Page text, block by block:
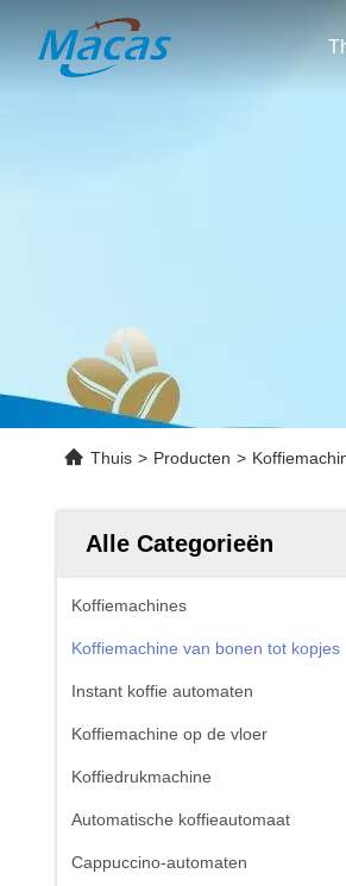
Thuis > Producten >
Alle Categorieën
Koffiemachines
Koffiemachine van bonen tot kopjes
Instant koffie automaten
Koffiemachine op de vloer
Koffiedrukmachine
Automatische koffieautomaat
Cappuccino-automaten